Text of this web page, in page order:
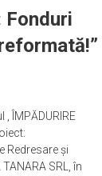
Fonduri
ÎMPĂDURIRE
Redresare și
SRL, în